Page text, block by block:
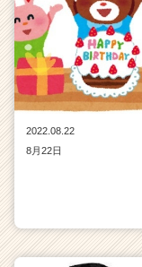
2022.08.22
8月22日